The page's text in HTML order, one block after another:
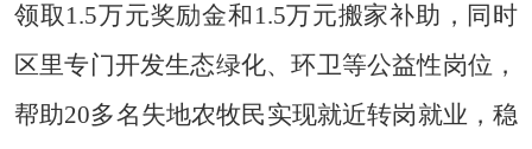
领取1.5万元奖励金和1.5万元搬家补助，同时
区里专门开发生态绿化、环卫等公益性岗位，
帮助20多名失地农牧民实现就近转岗就业，稳